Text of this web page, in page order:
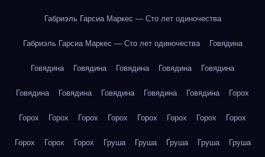
Габриэль Гарсиа Маркес — Сто лет одиночества
Габриэль Гарсиа Маркес — Сто лет одиночества Говядина
Говядина Говядина Говядина Говядина Говядина
Говядина Говядина Говядина Говядина Говядина Горох
Горох Горох Горох Горох Горох Горох Горох Горох
Горох Горох Горох Груша Груша Груша Груша Груша